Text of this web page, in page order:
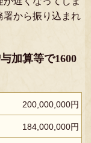
署から振り込まれ
加算等で1600
200,000,000円
184,000,000円